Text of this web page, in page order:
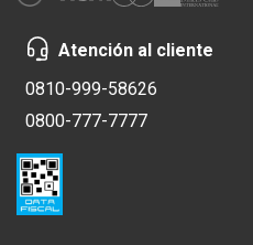
Atención al cliente
0810-999-58626
0800-777-7777